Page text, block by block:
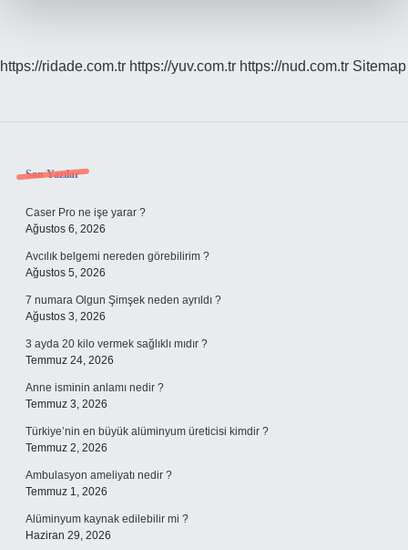
https://ridade.com.tr https://yuv.com.tr https://nud.com.tr Sitemap
Sidebar
Son Yazılar
Caser Pro ne işe yarar ?
Ağustos 6, 2026
Avcılık belgemi nereden görebilirim ?
Ağustos 5, 2026
7 numara Olgun Şimşek neden ayrıldı ?
Ağustos 3, 2026
3 ayda 20 kilo vermek sağlıklı mıdır ?
Temmuz 24, 2026
Anne isminin anlamı nedir ?
Temmuz 3, 2026
Türkiye’nin en büyük alüminyum üreticisi kimdir ?
Temmuz 2, 2026
Ambulasyon ameliyatı nedir ?
Temmuz 1, 2026
Alüminyum kaynak edilebilir mi ?
Haziran 29, 2026